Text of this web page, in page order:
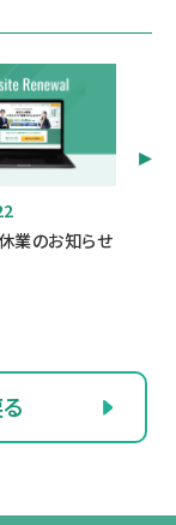
業のお知らせ